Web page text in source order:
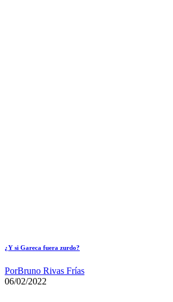
¿Y si Gareca fuera zurdo?
PorBruno Rivas Frías
06/02/2022